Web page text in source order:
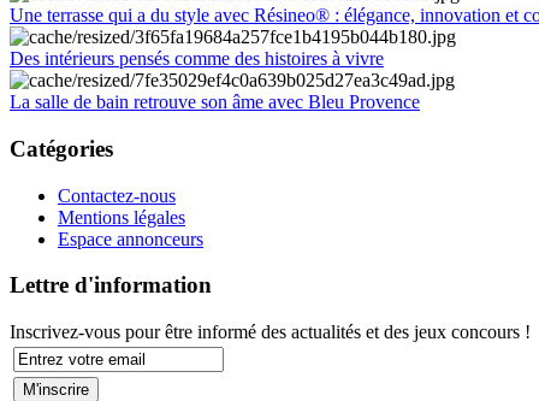
Une terrasse qui a du style avec Résineo® : élégance, innovation et
Des intérieurs pensés comme des histoires à vivre
La salle de bain retrouve son âme avec Bleu Provence
Catégories
Contactez-nous
Mentions légales
Espace annonceurs
Lettre d'information
Inscrivez-vous pour être informé des actualités et des jeux concours !